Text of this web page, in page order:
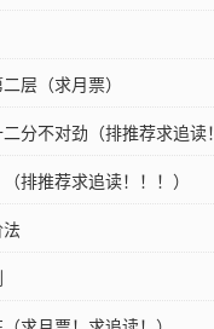
层（求月票）
分不对劲（排推荐求追读
排推荐求追读！！！）